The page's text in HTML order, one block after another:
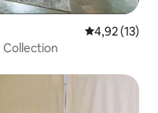
4,92 de uma
4,92 (13)